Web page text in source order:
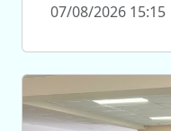
07/08/2026 15:15